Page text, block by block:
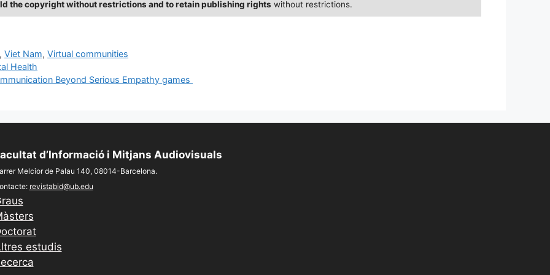
the copyright without restrictions and to retain publishing rights without restrictions.
,Viet Nam,Virtual communities
Health
Beyond Serious Empathy games
d’Informació i Mitjans Audiovisuals
Melcior de Palau 140, 08014-Barcelona.
revistabid@ub.edu
estudis